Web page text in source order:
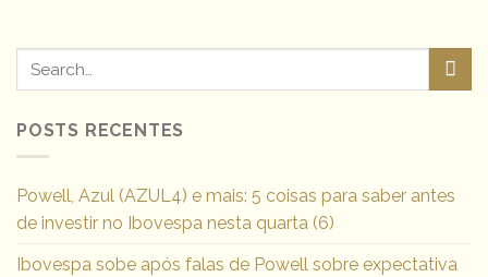
POSTS RECENTES
Powell, Azul (AZUL4) e mais: 5 coisas para saber antes
de investir no Ibovespa nesta quarta (6)
Ibovespa sobe após falas de Powell sobre expectativa